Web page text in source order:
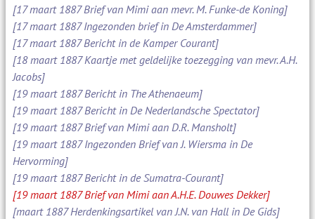
[17 maart 1887 Brief van Mimi aan mevr. M. Funke-de Koning]
[17 maart 1887 Ingezonden brief in De Amsterdammer]
[17 maart 1887 Bericht in de Kamper Courant]
[18 maart 1887 Kaartje met geldelijke toezegging van mevr. A.H.
Jacobs]
[19 maart 1887 Bericht in The Athenaeum]
[19 maart 1887 Bericht in De Nederlandsche Spectator]
[19 maart 1887 Brief van Mimi aan D.R. Mansholt]
[19 maart 1887 Ingezonden Brief van J. Wiersma in De
Hervorming]
[19 maart 1887 Bericht in de Sumatra-Courant]
[19 maart 1887 Brief van Mimi aan A.H.E. Douwes Dekker]
[maart 1887 Herdenkingsartikel van J.N. van Hall in De Gids]